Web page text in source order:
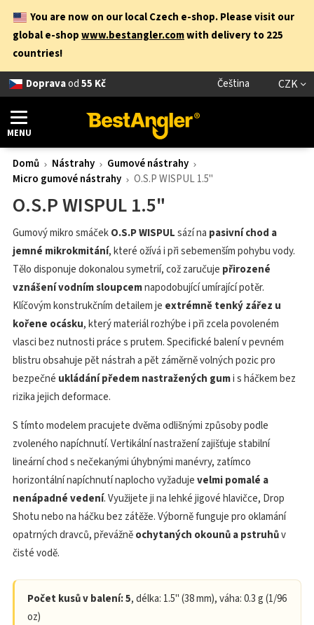
You are now on our local Czech e-shop. Please visit our
global e-shopwww.bestangler.comwith delivery to 225
countries!
Dopravaod55 Kč Čeština CZK
MENU
Domů Nástrahy
Gumové nástrahy
Micro gumové nástrahy
O.S.P WISPUL 1.5"
O.S.P WISPUL 1.5"
Gumový mikro smáčekO.S.P WISPULsází na pasivní chod a
jemné mikrokmitání, které ožívá i při sebemenším pohybu vody.
Tělo disponuje dokonalou symetrií, což zaručuje přirozené
vznášení vodním sloupcemnapodobující umírající potěr.
Klíčovým konstrukčním detailem je extrémně tenký zářez u
kořene ocásku, který materiál rozhýbe i při zcela povoleném
vlasci bez nutnosti práce s prutem. Specifické balení v pevném
blistru obsahuje pět nástrah a pět záměrně volných pozic pro
bezpečné ukládání předem nastražených gumi s háčkem bez
rizika jejich deformace.
S tímto modelem pracujete dvěma odlišnými způsoby podle
zvoleného napíchnutí. Vertikální nastražení zajišťuje stabilní
lineární chod s nečekanými úhybnými manévry, zatímco
horizontální napíchnutí naplocho vyžadujevelmi pomalé a
nenápadné vedení. Využijete ji na lehké jigové hlavičce, Drop
Shotu nebo na háčku bez zátěže. Výborně funguje pro oklamání
opatrných dravců, převážněochytaných okounů a pstruhův
čisté vodě.
Počet kusů v balení: 5, délka: 1.5" (38 mm), váha: 0.3 g (1/96
oz)